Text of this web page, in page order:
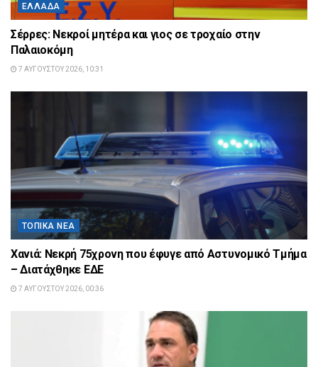
ΕΛΛΆΔΑ
Σέρρες: Νεκροί μητέρα και γιος σε τροχαίο στην
Παλαιοκόμη
7 ΑΥΓΟΎΣΤΟΥ 2026, 10:31
ΤΟΠΙΚΆ ΝΈΑ
Χανιά: Νεκρή 75χρονη που έφυγε από Αστυνομικό Τμήμα
– Διατάχθηκε ΕΔΕ
7 ΑΥΓΟΎΣΤΟΥ 2026, 00:36